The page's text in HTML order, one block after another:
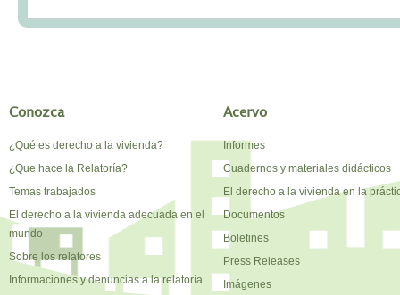
Conozca
¿Qué es derecho a la vivienda?
¿Que hace la Relatoría?
Temas trabajados
El derecho a la vivienda adecuada en el
mundo
Sobre los relatores
Informaciones y denuncias a la relatoría
Acervo
Informes
Cuadernos y materiales didácticos
El derecho a la vivienda en la
Documentos
Boletines
Press Releases
Imágenes